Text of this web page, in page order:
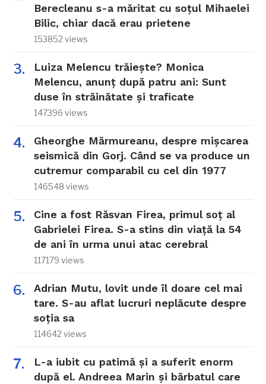
Berecleanu s-a măritat cu soțul Mihaelei
Bilic, chiar dacă erau prietene
153852 views
Luiza Melencu trăiește? Monica
Melencu, anunț după patru ani: Sunt
duse în străinătate și traficate
147396 views
Gheorghe Mărmureanu, despre mișcarea
seismică din Gorj. Când se va produce un
cutremur comparabil cu cel din 1977
146548 views
Cine a fost Răsvan Firea, primul soț al
Gabrielei Firea. S-a stins din viață la 54
de ani în urma unui atac cerebral
117179 views
Adrian Mutu, lovit unde îl doare cel mai
tare. S-au aflat lucruri neplăcute despre
soția sa
114642 views
L-a iubit cu patimă și a suferit enorm
după el. Andreea Marin și bărbatul care